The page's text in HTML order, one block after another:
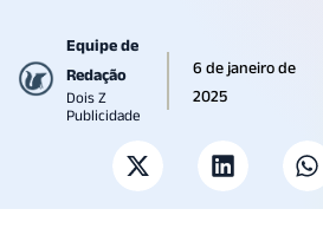
Equipe de
Redação
Dois Z
Publicidade
6 de janeiro de
2025